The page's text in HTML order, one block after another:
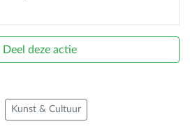
Deel deze actie
Kunst & Cultuur